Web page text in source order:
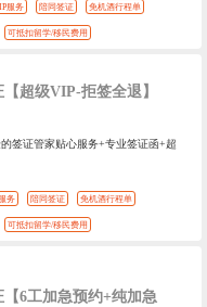
服务 陪同签证 免机酒行程单
可抵扣留学/移民费用
超级VIP-拒签全退】
签证管家贴心服务+专业签证函+超
务 陪同签证 免机酒行程单
可抵扣留学/移民费用
6工加急预约+纯加急